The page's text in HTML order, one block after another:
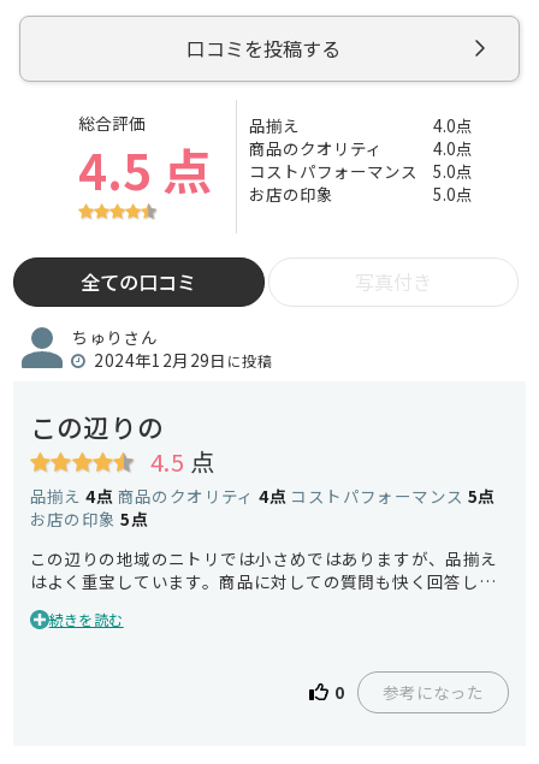
口コミを投稿する
総合評価
4.5 点
品揃え
4.0点
商品のクオリティ
4.0点
コストパフォーマンス
5.0点
お店の印象
5.0点
全ての口コミ 写真付き
ちゅりさん
2024年12月29日 に投稿
この辺りの
4.5 点
品揃え 4点 商品のクオリティ 4点 コストパフォーマンス 5点
お店の印象 5点
この辺りの地域のニトリでは小さめではありますが、品揃え
はよく重宝しています。商品に対しての質問も快く回答して
続きを読む
0 参考になった